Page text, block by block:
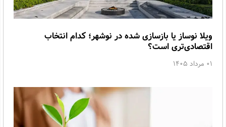
ویلا نوساز یا بازسازی شده در نوشهر؛ کدام انتخاب
اقتصادی‌تری است؟
01 مرداد 1405